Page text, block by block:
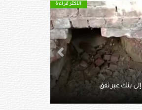
الأكثر قراءة
وسط الثلوج.. توثق آخر
بفيديو
Next